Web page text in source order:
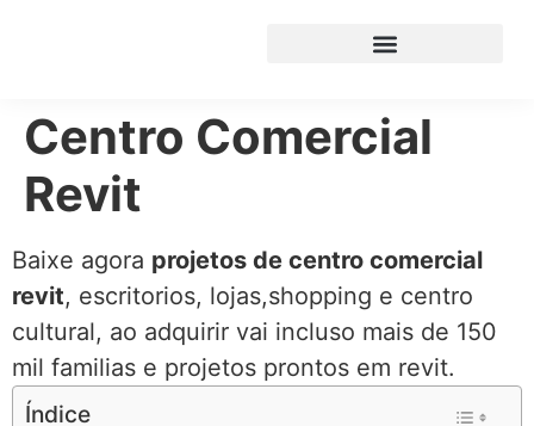
Centro Comercial
Revit
Baixe agora projetos de centro comercial
revit, escritorios, lojas,shopping e centro
cultural, ao adquirir vai incluso mais de 150
mil familias e projetos prontos em revit.
Índice